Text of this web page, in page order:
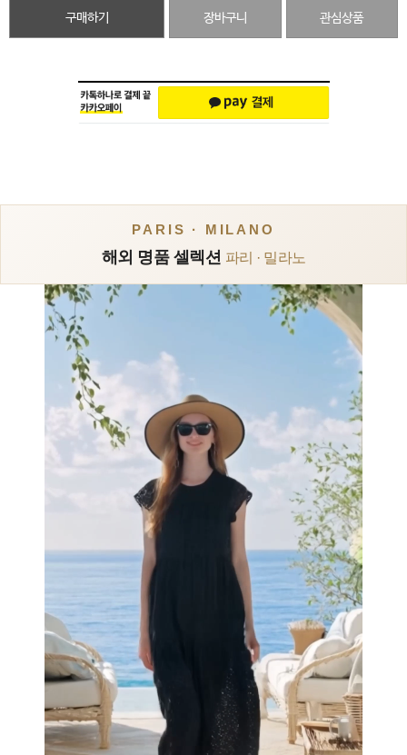
구매하기 장바구니 관심상품
PARIS · MILANO
해외 명품 셀렉션 파리 · 밀라노